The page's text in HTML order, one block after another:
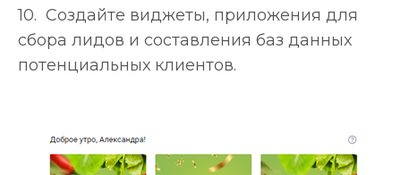
10. Создайте виджеты, приложения для
сбора лидов и составления баз данных
потенциальных клиентов.